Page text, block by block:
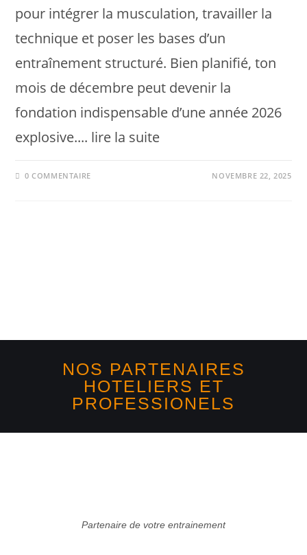
pour intégrer la musculation, travailler la
technique et poser les bases d’un
entraînement structuré. Bien planifié, ton
mois de décembre peut devenir la
fondation indispensable d’une année 2026
explosive.... lire la suite
0 COMMENTAIRE NOVEMBRE 22, 2025
NOS PARTENAIRES
HOTELIERS ET
PROFESSIONELS
Partenaire de votre entrainement